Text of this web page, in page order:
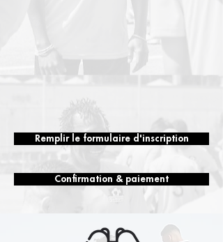
Remplir le formulaire d'inscription
Confirmation & paiement